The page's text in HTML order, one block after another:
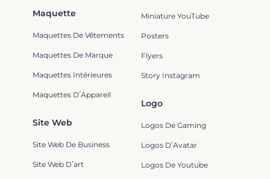
Maquette
Maquettes De Vêtements
Maquettes De Marque
Maquettes Intérieures
Maquettes D՛Appareil
Miniature YouTube
Posters
Flyers
Story Instagram
Logo
Logos De Gaming
Logos D՛Avatar
Logos De Youtube
Site Web
Site Web De Business
Site Web D՛art